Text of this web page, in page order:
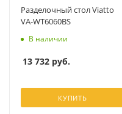
Разделочный стол Viatto
VA-WT6060BS
В наличии
13 732 руб.
КУПИТЬ